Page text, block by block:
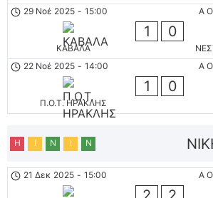
Α
29 Νοέ 2025 - 15:00
ΚΑΒΑΛΑ
1 0
Α
22 Νοέ 2025 - 14:00
Π.Ο.Τ. ΗΡΑΚΛΗΣ
1 0
Η Ι Ν Ι Ν
Α
21 Δεκ 2025 - 15:00